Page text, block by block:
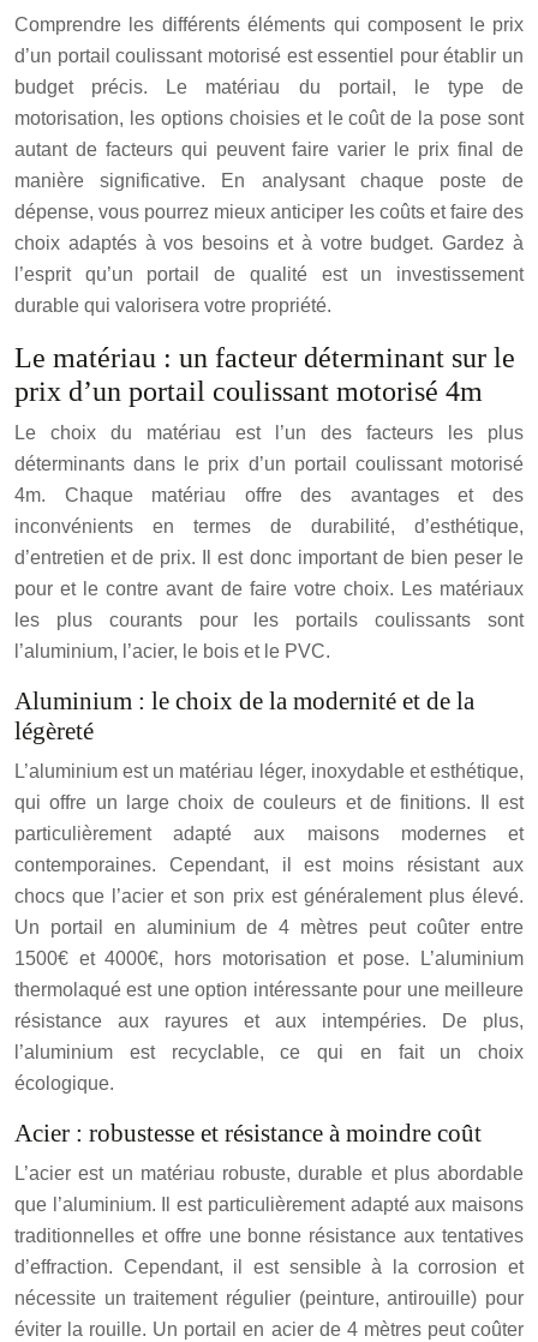
Comprendre les différents éléments qui composent le prix
d’un portail coulissant motorisé est essentiel pour établir un
budget précis. Le matériau du portail, le type de
motorisation, les options choisies et le coût de la pose sont
autant de facteurs qui peuvent faire varier le prix final de
manière significative. En analysant chaque poste de
dépense, vous pourrez mieux anticiper les coûts et faire des
choix adaptés à vos besoins et à votre budget. Gardez à
l’esprit qu’un portail de qualité est un investissement
durable qui valorisera votre propriété.
Le matériau : un facteur déterminant sur le
prix d’un portail coulissant motorisé 4m
Le choix du matériau est l’un des facteurs les plus
déterminants dans le prix d’un portail coulissant motorisé
4m. Chaque matériau offre des avantages et des
inconvénients en termes de durabilité, d’esthétique,
d’entretien et de prix. Il est donc important de bien peser le
pour et le contre avant de faire votre choix. Les matériaux
les plus courants pour les portails coulissants sont
l’aluminium, l’acier, le bois et le PVC.
Aluminium : le choix de la modernité et de la
légèreté
L’aluminium est un matériau léger, inoxydable et esthétique,
qui offre un large choix de couleurs et de finitions. Il est
particulièrement adapté aux maisons modernes et
contemporaines. Cependant, il est moins résistant aux
chocs que l’acier et son prix est généralement plus élevé.
Un portail en aluminium de 4 mètres peut coûter entre
1500€ et 4000€, hors motorisation et pose. L’aluminium
thermolaqué est une option intéressante pour une meilleure
résistance aux rayures et aux intempéries. De plus,
l’aluminium est recyclable, ce qui en fait un choix
écologique.
Acier : robustesse et résistance à moindre coût
L’acier est un matériau robuste, durable et plus abordable
que l’aluminium. Il est particulièrement adapté aux maisons
traditionnelles et offre une bonne résistance aux tentatives
d’effraction. Cependant, il est sensible à la corrosion et
nécessite un traitement régulier (peinture, antirouille) pour
éviter la rouille. Un portail en acier de 4 mètres peut coûter